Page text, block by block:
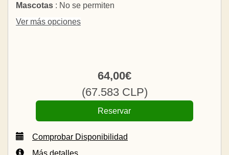
Mascotas : No se permiten
Ver más opciones
64,00€
(67.583CLP)
Comprobar Disponibilidad
Más detalles